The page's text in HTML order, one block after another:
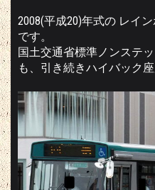
2008(平成20)年式の レイ
です。
国土交通省標準ノンステ
も、引き続きハイバック